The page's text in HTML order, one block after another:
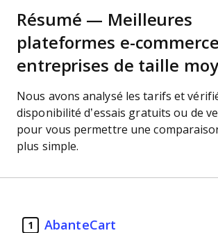
Résumé — Meilleures
plateformes e-
entreprises de taille
Nous avons analysé les tarifs et
disponibilité d’essais gratuits ou de
pour vous permettre une
plus simple.
1 AbanteCart